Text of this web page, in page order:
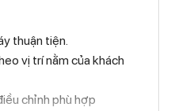
thuận tiện.
vị trí nằm của khách
chỉnh phù hợp